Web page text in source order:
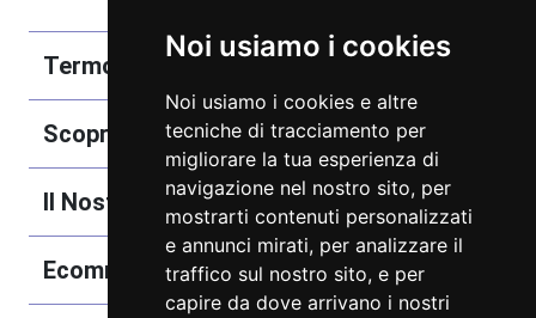
Noi usiamo i cookies
Noi usiamo i cookies e altre
tecniche di tracciamento per
migliorare la tua esperienza di
navigazione nel nostro sito, per
mostrarti contenuti personalizzati
e annunci mirati, per analizzare il
traffico sul nostro sito, e per
capire da dove arrivano i nostri
Termobozzo Srl
Scoprici
Il Nostro Catalogo
Ecommerce